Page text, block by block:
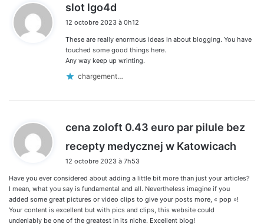
slot lgo4d
t
:
12 octobre 2023 à 0h12
These are really enormous ideas in about blogging. You have
touched some good things here.
Any way keep up wrinting.
chargement…
cena zoloft 0.43 euro par pilule bez
recepty medycznej w Katowicach
12 octobre 2023 à 7h53
Have you ever considered about adding a little bit more than just your articles?
I mean, what you say is fundamental and all. Nevertheless imagine if you
added some great pictures or video clips to give your posts more, « pop »!
Your content is excellent but with pics and clips, this website could
undeniably be one of the greatest in its niche. Excellent blog!